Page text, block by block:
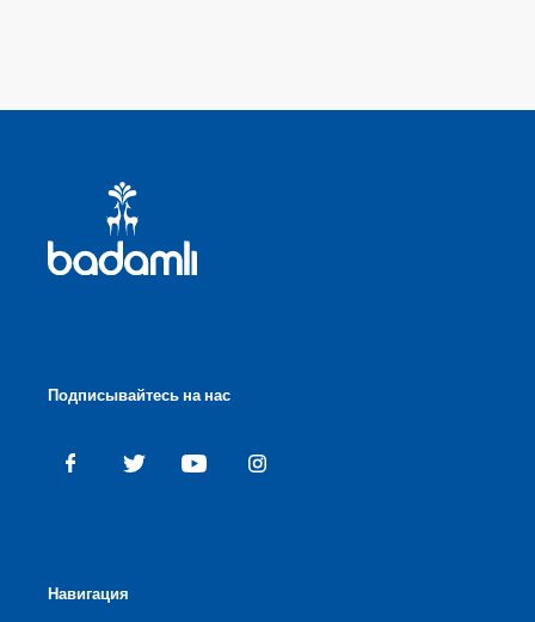
Навигация
Подписывайтесь на нас